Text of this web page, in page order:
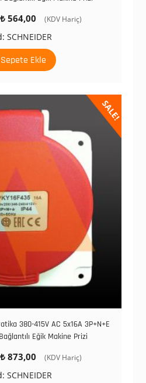
Orijinal
1.128,00.
₺ 564,00
Şu
fiyat:
₺ 564,00.
(KDV Hariç)
SCHNEIDER
Sepete Ekle
SALE!
380-415V AC 5x16A 3P+N+E
Eğik Makine Prizi
Orijinal
fiyat:
₺ 873,00
Şu
(KDV Hariç)
SCHNEIDER